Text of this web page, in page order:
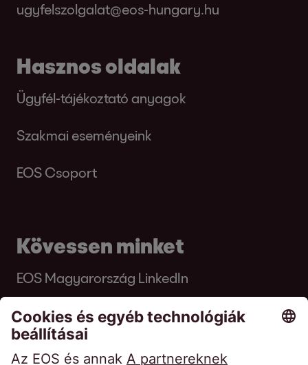
ugyfelszolgalat@eos-hungary.hu
Hasznos oldalak
Ügyfél-tájékoztató anyagok
Szakmai eseményeink
EOS Csoport
Kövessen minket
EOS Magyarország LinkedIn
EOS Group LinkedIn
Facebook